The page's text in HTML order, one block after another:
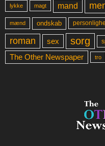
lykke magt mand
mænd ondskab
roman sex sorg
The Other Newspaper tro